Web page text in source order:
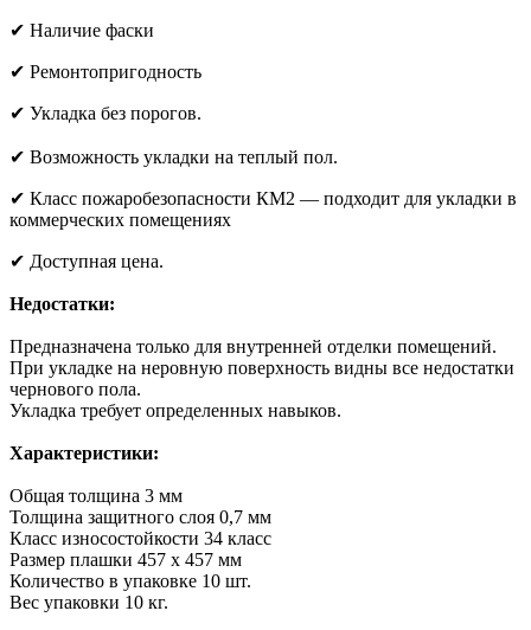
✔ Наличие фаски
✔ Ремонтопригодность
✔ Укладка без порогов.
✔ Возможность укладки на теплый пол.
✔ Класс пожаробезопасности КМ2 — подходит для укладки в
коммерческих помещениях
✔ Доступная цена.
Недостатки:
Предназначена только для внутренней отделки помещений.
При укладке на неровную поверхность видны все недостатки
чернового пола.
Укладка требует определенных навыков.
Характеристики:
Общая толщина 3 мм
Толщина защитного слоя 0,7 мм
Класс износостойкости 34 класс
Размер плашки 457 х 457 мм
Количество в упаковке 10 шт.
Вес упаковки 10 кг.